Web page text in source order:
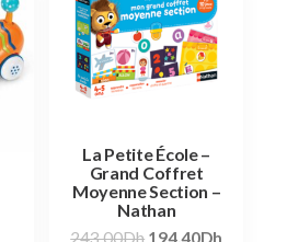
La Petite École –
Grand Coffret
Moyenne Section –
Nathan
243,00Dh 194,40Dh